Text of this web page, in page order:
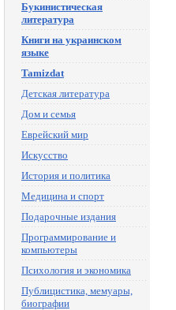
Букинистическая
литература
Книги на украинском
языке
Tamizdat
Детская литература
Дом и семья
Еврейский мир
Искусство
История и политика
Медицина и спорт
Подарочные издания
Программирование и
компьютеры
Психология и экономика
Публицистика, мемуары,
биографии